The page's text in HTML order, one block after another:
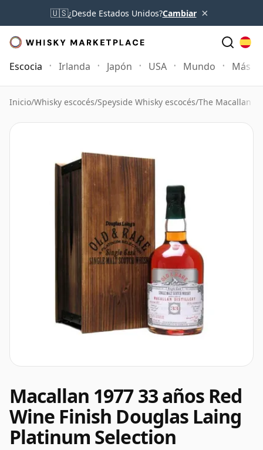
🇺🇸¿Desde Estados Unidos?Cambiar ×
Escocia Irlanda Japón USA Mundo Más
Inicio/Whisky escocés/Speyside Whisky escocés/The Macallan
Macallan 1977 33 años Red
Wine Finish Douglas Laing
Platinum Selection